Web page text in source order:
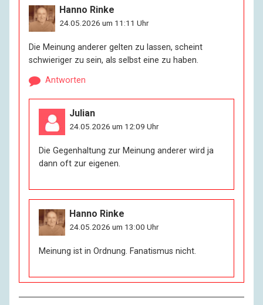
Hanno Rinke
24.05.2026 um 11:11 Uhr
Die Meinung anderer gelten zu lassen, scheint
schwieriger zu sein, als selbst eine zu haben.
Antworten
Julian
24.05.2026 um 12:09 Uhr
Die Gegenhaltung zur Meinung anderer wird ja
dann oft zur eigenen.
Hanno Rinke
24.05.2026 um 13:00 Uhr
Meinung ist in Ordnung. Fanatismus nicht.